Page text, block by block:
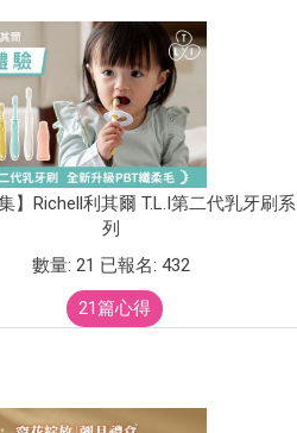
】Richell利其爾 T.L.I第二代乳牙刷系
列
數量: 21 已報名: 432
21篇心得